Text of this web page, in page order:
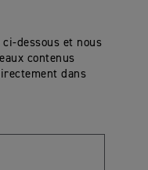
dessous et nous
contenus
dans